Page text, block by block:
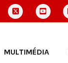
MULTIMÉDIA